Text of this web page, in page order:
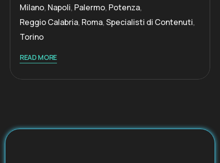
Milano, Napoli, Palermo, Potenza,
Reggio Calabria, Roma,Specialisti di Contenuti,
Torino
READ MORE